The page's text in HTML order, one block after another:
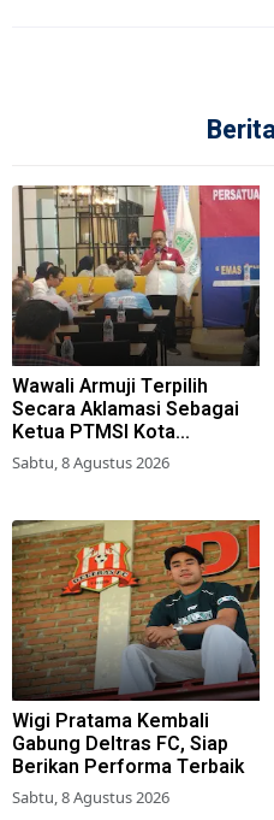
Wawali Armuji Terpilih
Secara Aklamasi Sebagai
Ketua PTMSI Kota
Surabaya
Sabtu, 8 Agustus 2026
Wigi Pratama Kembali
Gabung Deltras FC, Siap
Berikan Performa Terbaik
Sabtu, 8 Agustus 2026